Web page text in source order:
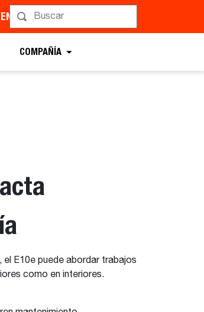
COMPAÑÍA
E10e puede abordar trabajos
como en interiores.